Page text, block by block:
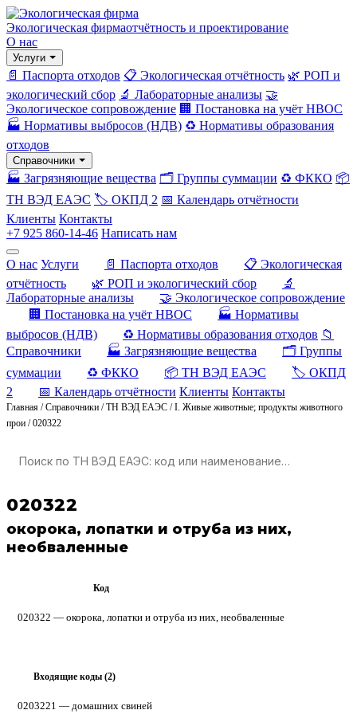
Экологическая фирмаотчётность и проектирование
О нас
Услуги
📄 Паспорта отходов 📋 Экологическая отчётность 🌿 РОП и
экологический сбор 🔬 Лабораторные анализы 🤝
Экологическое сопровождение 🏢 Постановка на учёт НВОС
🏭 Нормативы выбросов (НДВ) ♻️ Нормативы образования
отходов
Справочники
🏭 Загрязняющие вещества 🗂️ Группы суммации ♻️ ФККО 📦
ТН ВЭД ЕАЭС 🏷️ ОКПД 2 📅 Календарь отчётности
Клиенты Контакты
+7 925 860-14-46 Написать нам
О нас Услуги 📄 Паспорта отходов
📋 Экологическая
отчётность
🌿 РОП и экологический сбор
🔬
Лабораторные анализы
🤝 Экологическое сопровождение
🏢 Постановка на учёт НВОС
🏭 Нормативы
выбросов (НДВ)
♻️ Нормативы образования отходов 📁
Справочники
🏭 Загрязняющие вещества
🗂️ Группы
суммации
♻️ ФККО 📦 ТН ВЭД ЕАЭС
🏷️ ОКПД
2
📅 Календарь отчётности Клиенты Контакты
Главная /Справочники /ТН ВЭД ЕАЭС /I. Живые животные; продукты животного
прои /020322
020322
окорока, лопатки и отруба из них,
необваленные
Код
020322 — окорока, лопатки и отруба из них, необваленные
Входящие коды (2)
0203221 — домашних свиней